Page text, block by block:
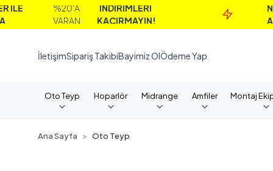
%20'A
İNDİRİMLERİ
KAÇIRMAYIN!
NAKİT
İletişimSipariş TakibiBayimiz OlÖdeme Yap
Oto Teyp Hoparlör Midrange Amfiler Montaj
Ana Sayfa Oto Teyp